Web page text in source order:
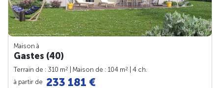
Maison à
Gastes (40)
Terrain de : 310 m2 | Maison de : 104 m2
| 4 ch.
à partir de 233 181 €